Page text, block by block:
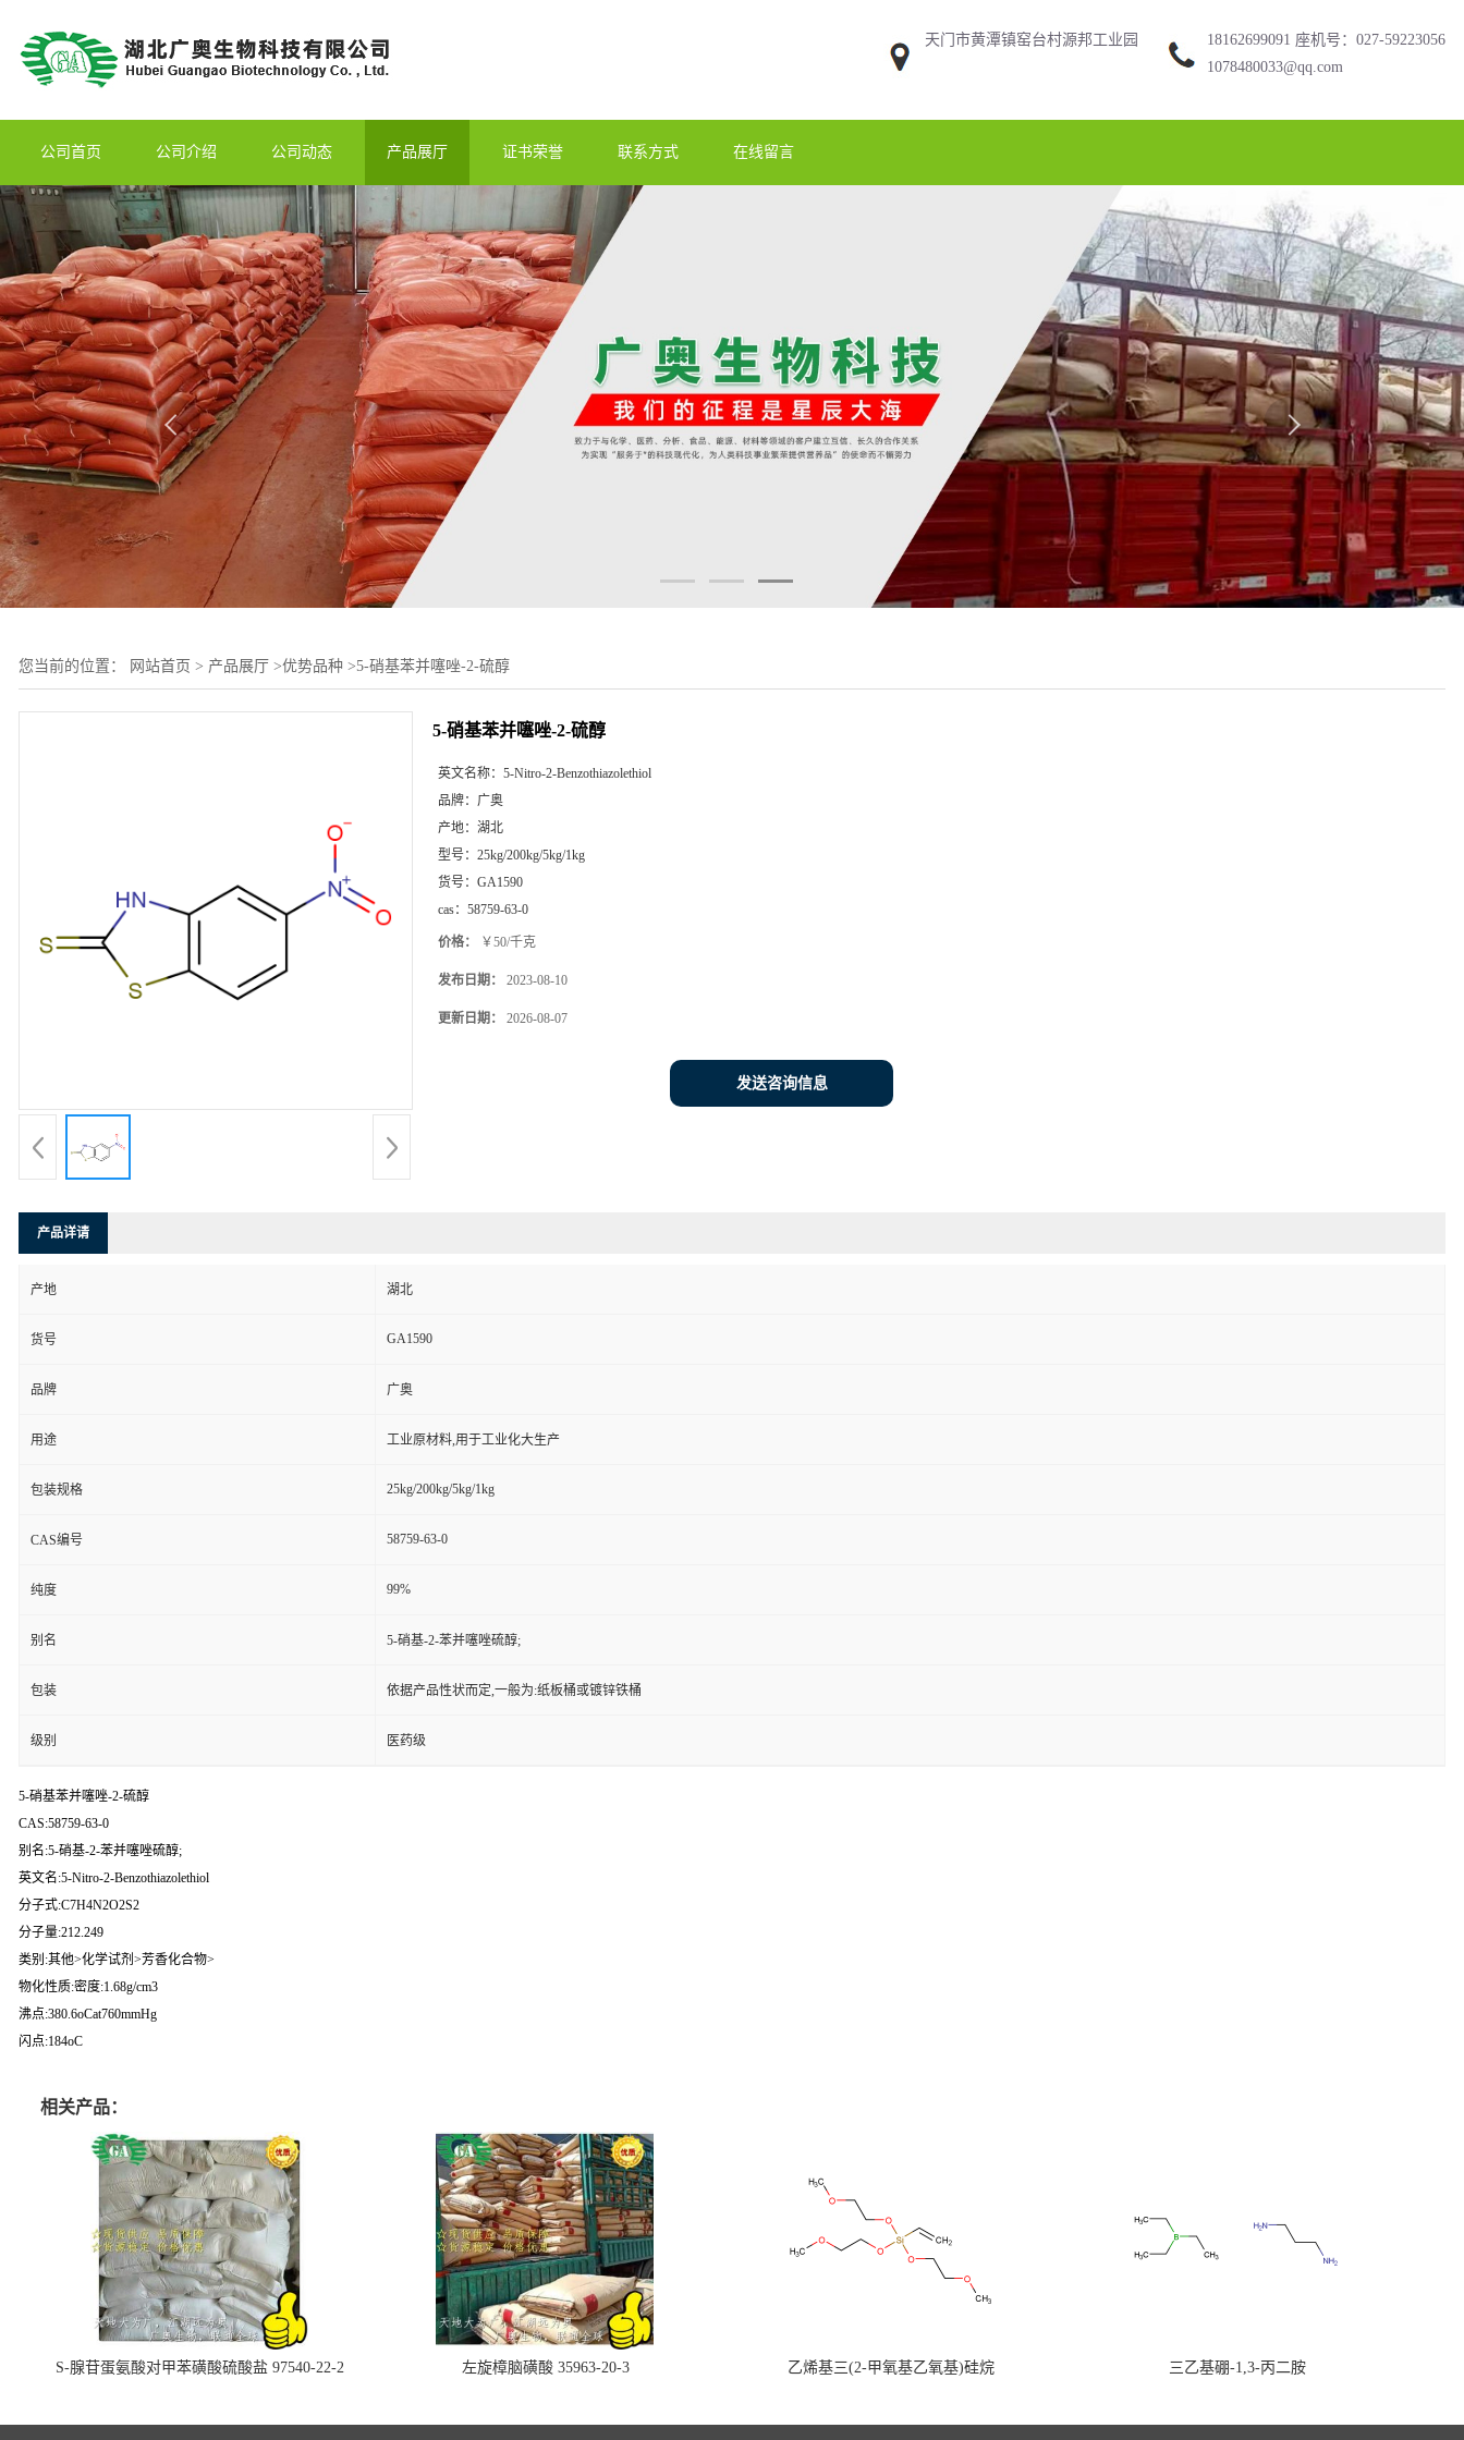
天门市黄潭镇窑台村源邦工业园
18162699091 座机号：027-59223056
1078480033@qq.com
公司首页 公司介绍 公司动态 产品展厅 证书荣誉 联系方式 在线留言
您当前的位置： 网站首页 > 产品展厅 >优势品种 >5-硝基苯并噻唑-2-硫醇
5-硝基苯并噻唑-2-硫醇
英文名称： 5-Nitro-2-Benzothiazolethiol
品牌： 广奥
产地： 湖北
型号： 25kg/200kg/5kg/1kg
货号： GA1590
cas： 58759-63-0
价格： ￥50/千克
发布日期： 2023-08-10
更新日期： 2026-08-07
发送咨询信息
产品详请
产地 湖北
货号 GA1590
品牌 广奥
用途 工业原材料,用于工业化大生产
包装规格 25kg/200kg/5kg/1kg
CAS编号 58759-63-0
纯度 99%
别名 5-硝基-2-苯并噻唑硫醇;
包装 依据产品性状而定,一般为:纸板桶或镀锌铁桶
级别 医药级
5-硝基苯并噻唑-2-硫醇
CAS:58759-63-0
别名:5-硝基-2-苯并噻唑硫醇;
英文名:5-Nitro-2-Benzothiazolethiol
分子式:C7H4N2O2S2
分子量:212.249
类别:其他>化学试剂>芳香化合物>
物化性质:密度:1.68g/cm3
沸点:380.6oCat760mmHg
闪点:184oC
相关产品：
S-腺苷蛋氨酸对甲苯磺酸硫酸盐 97540-22-2 左旋樟脑磺酸 35963-20-3 乙烯基三(2-甲氧基乙氧基)硅烷 三乙基硼-1,3-丙二胺